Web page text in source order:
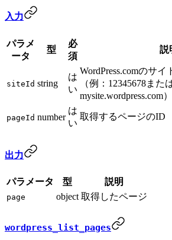
入力
パラメ
ータ
型
必
須
説
siteId string
は
い
WordPress.comのサ
（例：12345678また
mysite.wordpress.com）
pageId number
は
い
取得するページのID
出力
パラメータ 型 説明
page object 取得したページ
wordpress_list_pages